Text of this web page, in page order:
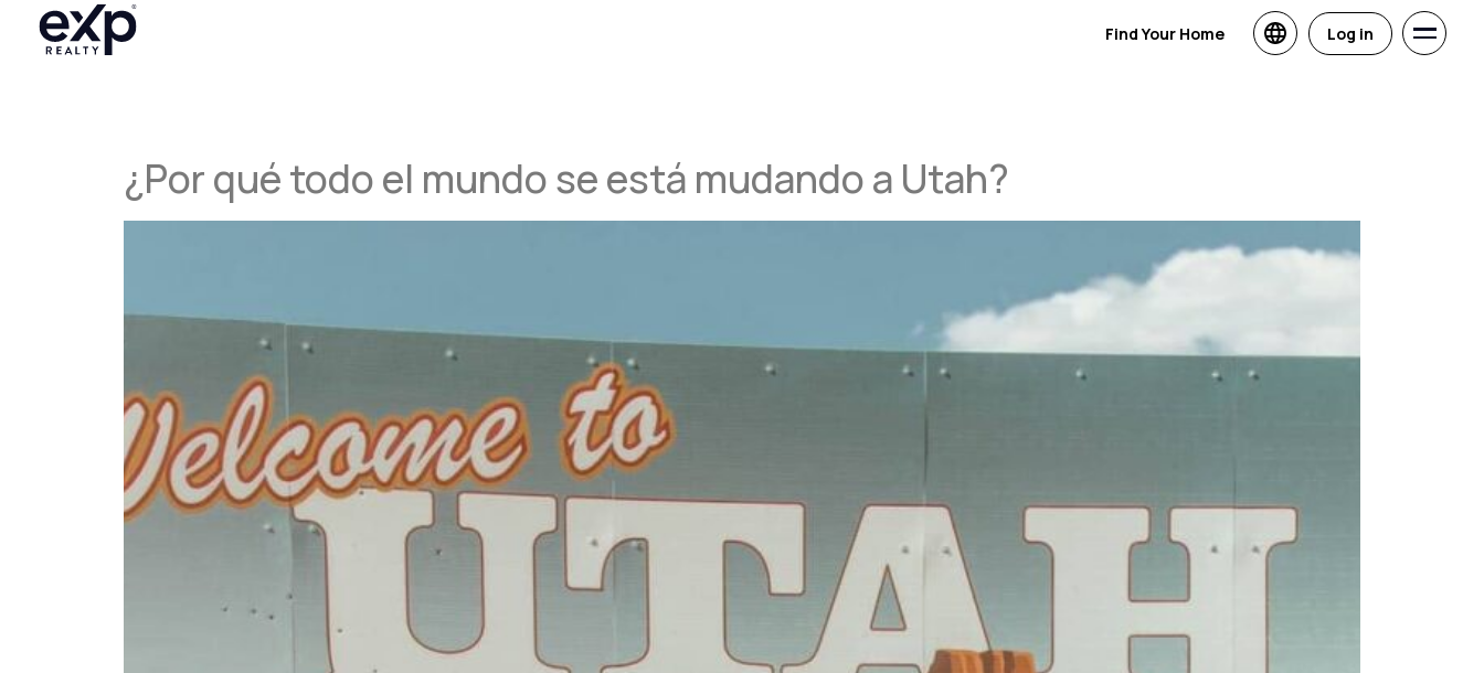
Find Your Home Log in
¿Por qué todo el mundo se está mudando a Utah?